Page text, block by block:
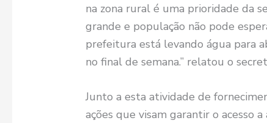
na zona rural é uma prioridade da
grande e população não pode
prefeitura está levando água para
no final de semana.” relatou o
Junto a esta atividade de
ações que visam garantir o acesso